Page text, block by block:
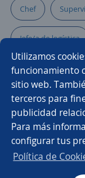
Utilizamos
funcionamiento
sitio web.
terceros para
publicidad
Para más
configurar tus
Política de
Chef
Jefe/a de logística
Gerente de
Gerente de
Ejecutivo/a
Gerente comercial
CT App